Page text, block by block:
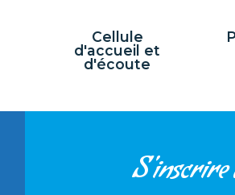
Cellule
d'accueil et
d'écoute
S'inscrire